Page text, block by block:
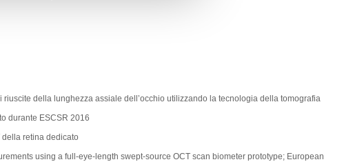
della lunghezza assiale dell’occhio utilizzando la tecnologia della tomografia
durante ESCSR 2016
retina dedicato
using a full-eye-length swept-source OCT scan biometer prototype; European